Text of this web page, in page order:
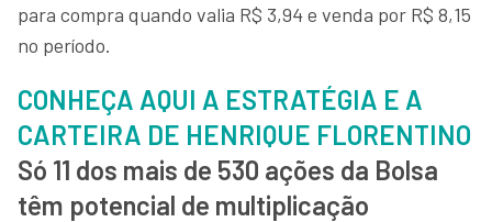
para compra quando valia R$ 3,94 e venda por R$ 8,15
no período.
CONHEÇA AQUI A ESTRATÉGIA E A
CARTEIRA DE HENRIQUE FLORENTINO
Só 11 dos mais de 530 ações da Bolsa
têm potencial de multiplicação